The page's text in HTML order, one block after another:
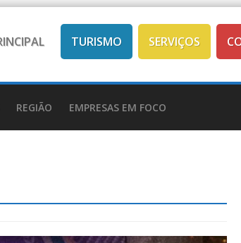
TURISMO SERVIÇOS
REGIÃO EMPRESAS EM FOCO